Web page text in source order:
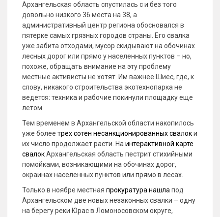
Архангельская область спустилась с и без того
довольно низкого 36 места на 38, а
административный центр региона обосновался в
пятерке самых грязных городов страны. Его свалка
уже забита отходами, мусор скидывают на обочинах
лесных дорог или прямо у населенных пунктов – но,
похоже, обращать внимание на эту проблему
местные активисты не хотят. Им важнее Шиес, где, к
слову, никакого строительства экотехнопарка не
ведется: техника и рабочие покинули площадку еще
летом.
Тем временем в Архангельской области накопилось
уже более трех сотен несанкционированных свалоки
их число продолжает расти. На интерактивной карте
свалокАрхангельская область пестрит стихийными
помойками, возникающими на обочинах дорог,
окраинах населенных пунктов или прямо в лесах.
Только в ноябре местная прокуратура нашла под
Архангельском две новых незаконных свалки – одну
на берегу реки Юрас в Ломоносовском округе,